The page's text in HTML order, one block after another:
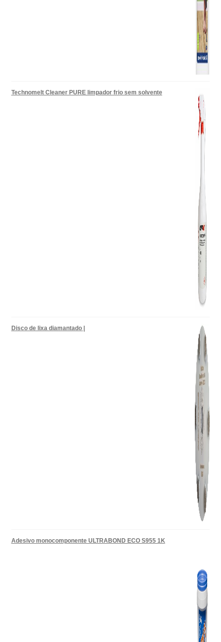
Technomelt Cleaner PURE limpador frio sem solvente
Disco de lixa diamantado |
Adesivo monocomponente ULTRABOND ECO S955 1K